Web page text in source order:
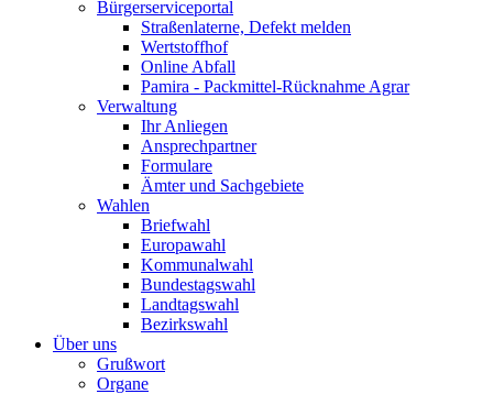
Bürgerserviceportal
Straßenlaterne, Defekt melden
Wertstoffhof
Online Abfall
Pamira - Packmittel-Rücknahme Agrar
Verwaltung
Ihr Anliegen
Ansprechpartner
Formulare
Ämter und Sachgebiete
Wahlen
Briefwahl
Europawahl
Kommunalwahl
Bundestagswahl
Landtagswahl
Bezirkswahl
Über uns
Grußwort
Organe